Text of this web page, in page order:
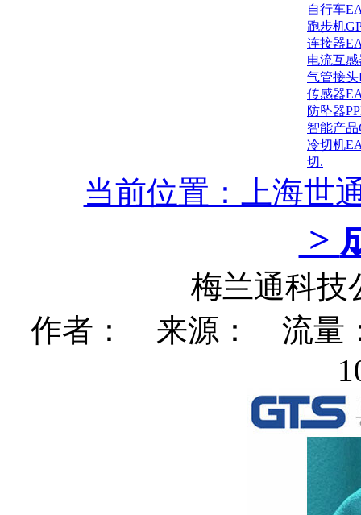
自行车
跑步机
连接器
电流互
气管接
传感器
防坠器
智能产
冷切机
切.
当前位置：上海世
>
梅兰通科技
作者： 来源： 流量